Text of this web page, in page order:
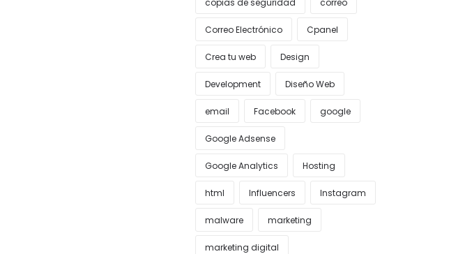
copias de seguridad correo
Correo Electrónico Cpanel
Crea tu web Design
Development Diseño Web
email Facebook google
Google Adsense
Google Analytics Hosting
html Influencers Instagram
malware marketing
marketing digital